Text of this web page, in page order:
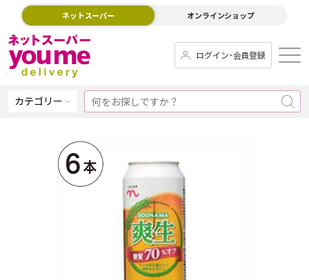
ネットスーパー オンラインショップ
ログイン･会員登録
カテゴリー